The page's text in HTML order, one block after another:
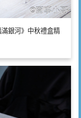
銀河》中秋禮盒精